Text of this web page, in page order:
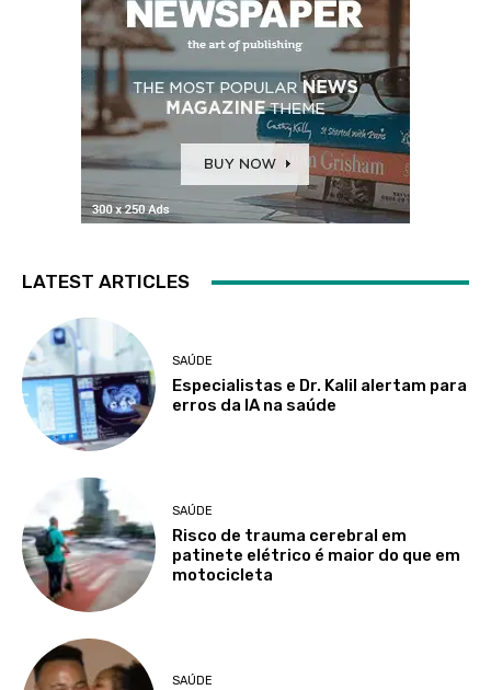
LATEST ARTICLES
SAÚDE
Especialistas e Dr. Kalil alertam para
erros da IA na saúde
SAÚDE
Risco de trauma cerebral em
patinete elétrico é maior do que em
motocicleta
SAÚDE